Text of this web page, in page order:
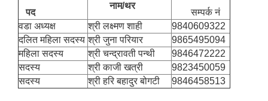
पद
नाम/थर
सम्पर्क नं
वडा अध्यक्ष
श्री लक्ष्मण शाही
9840609322
दलित महिला सदस्य श्री जुना परियार
9865495094
महिला सदस्य
श्री चन्द्रावती पन्थी
9846472222
सदस्य
श्री काजी खत्री
9823450059
सदस्य
श्री हरि बहादुर बोगटी 9846458513